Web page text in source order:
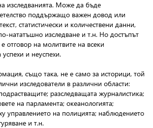
изследванията. Може да бъде
поддържащо важен довод или
статистически и количествени данни,
нататъшно изследване и т.н. Но достъпът
отговор на молитвите на всеки
и неуспехи.
също така, не е само за историци, той
изследователи в различни области:
разследващата журналистика;
на парламента; океанологията;
управлението на полицията; наблюдението
и т.н.